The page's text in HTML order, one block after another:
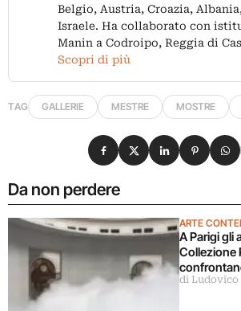
Belgio, Austria, Croazia,
Israele. Ha collaborato con
Manin a Codroipo, Reggia di
Scopri di più
TAG GALLERIE MESTRE MOSTRE
Da non perdere
ARTE
A Parigi gli
Collezione
in una
di Ludovico
Condividi su Facebook
Condividi su X
Condividi su
Condividi